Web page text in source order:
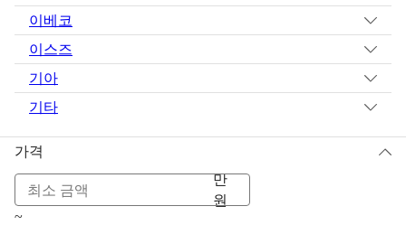
이베코
이스즈
기아
기타
가격
만
원
~